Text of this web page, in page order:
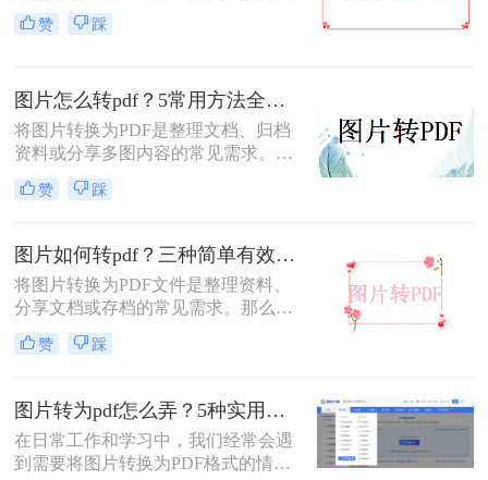
求。无论是为了方便存档、分享或打
印，将图片转换为PDF格式是一项很
简便方法来帮助您免费将图片转换为
PDF格式。
赞 踩
图片怎么转pdf？5常用方法全攻略！
将图片转换为PDF是整理文档、归档
资料或分享多图内容的常见需求。那
么图片怎么转pdf呢？本文系统梳理5
类主流方法，助你快速实现图片转
赞 踩
图片如何转pdf？三种简单有效的方法分享！
将图片转换为PDF文件是整理资料、
分享文档或存档的常见需求。那么图
片如何转pdf呢？本文将介绍三种简单
有效的方法，助您快速完成转换。
赞 踩
图片转为pdf怎么弄？5种实用转换方法详解！
在日常工作和学习中，我们经常会遇
到需要将图片转换为PDF格式的情